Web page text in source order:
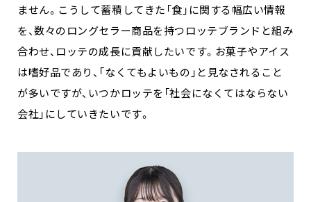
ません。こうして蓄積してきた「食」に関する幅広い情報
を、数々のロングセラー商品を持つロッテブランドと組み
合わせ、ロッテの成長に貢献したいです。お菓子やアイス
は嗜好品であり、「なくてもよいもの」と見なされること
が多いですが、いつかロッテを「社会になくてはならない
会社」にしていきたいです。